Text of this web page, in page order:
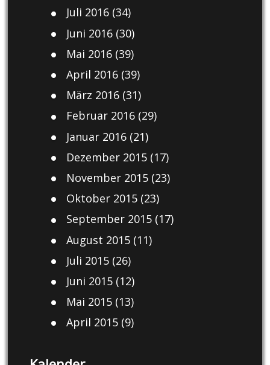
Juli 2016(34)
Juni 2016(30)
Mai 2016(39)
April 2016(39)
März 2016(31)
Februar 2016(29)
Januar 2016(21)
Dezember 2015(17)
November 2015(23)
Oktober 2015(23)
September 2015(17)
August 2015(11)
Juli 2015(26)
Juni 2015(12)
Mai 2015(13)
April 2015(9)